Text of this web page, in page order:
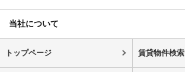
当社について
トップページ 賃貸物件検索